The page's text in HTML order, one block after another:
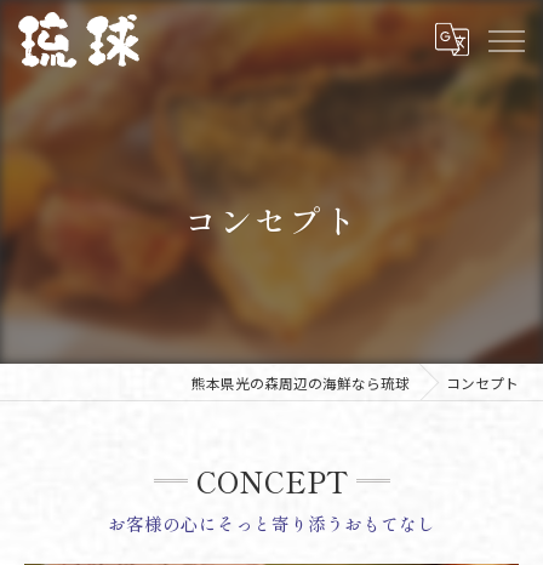
コンセプト
熊本県光の森周辺の海鮮なら琉球 コンセプト
お客様の心にそっと寄り添うおもてなし
CONCEPT